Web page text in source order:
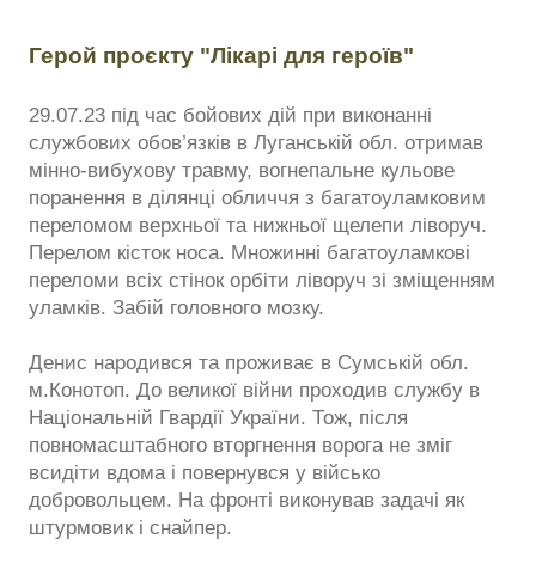
Герой проєкту "Лікарі для героїв"
29.07.23 під час бойових дій при виконанні
службових обов’язків в Луганській обл. отримав
мінно-вибухову травму, вогнепальне кульове
поранення в ділянці обличчя з багатоуламковим
переломом верхньої та нижньої щелепи ліворуч.
Перелом кісток носа. Множинні багатоуламкові
переломи всіх стінок орбіти ліворуч зі зміщенням
уламків. Забій головного мозку.
Денис народився та проживає в Сумській обл.
м.Конотоп. До великої війни проходив службу в
Національній Гвардії України. Тож, після
повномасштабного вторгнення ворога не зміг
всидіти вдома і повернувся у військо
добровольцем. На фронті виконував задачі як
штурмовик і снайпер.